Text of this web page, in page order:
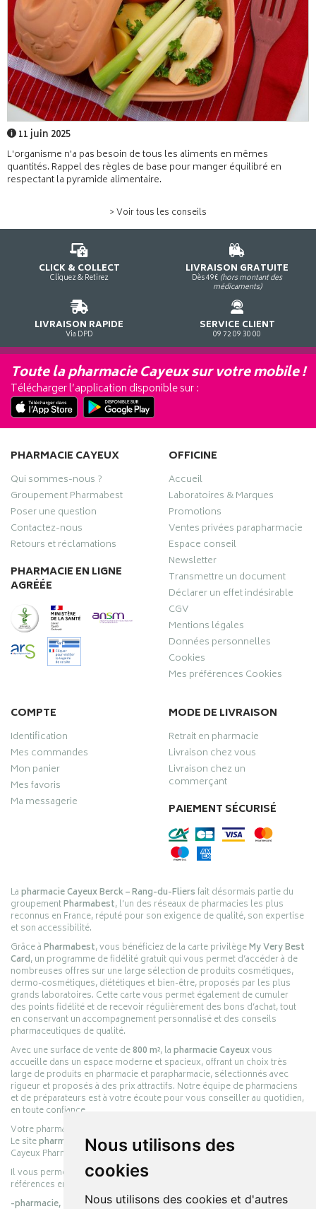
Nous utilisons des
cookies
Nous utilisons des cookies et d'autres
11 juin 2025
L'organisme n'a pas besoin de tous les aliments en mêmes
quantités. Rappel des règles de base pour manger équilibré en
respectant la pyramide alimentaire.
> Voir tous les conseils
CLICK & COLLECT
Cliquez & Retirez
LIVRAISON GRATUITE
Dès 49€ (hors montant des
médicaments)
LIVRAISON RAPIDE
Via DPD
SERVICE CLIENT
09 72 09 30 00
Toute la pharmacie Cayeux sur votre mobile !
Télécharger l’application disponible sur :
PHARMACIE CAYEUX
Qui sommes-nous ?
Groupement Pharmabest
Poser une question
Contactez-nous
Retours et réclamations
PHARMACIE EN LIGNE
AGRÉÉE
OFFICINE
Accueil
Laboratoires & Marques
Promotions
Ventes privées parapharmacie
Espace conseil
Newsletter
Transmettre un document
Déclarer un effet indésirable
CGV
Mentions légales
Données personnelles
Cookies
Mes préférences Cookies
COMPTE
Identification
Mes commandes
Mon panier
Mes favoris
Ma messagerie
MODE DE LIVRAISON
Retrait en pharmacie
Livraison chez vous
Livraison chez un
commerçant
PAIEMENT SÉCURISÉ
Lapharmacie Cayeux Berck – Rang-du-Fliersfait désormais partie du
groupementPharmabest, l’un des réseaux de pharmacies les plus
reconnus en France, réputé pour son exigence de qualité, son expertise
et son accessibilité.
Grâce àPharmabest, vous bénéficiez de la carte privilègeMy Very Best
Card, un programme de fidélité gratuit qui vous permet d’accéder à de
nombreuses offres sur une large sélection de produits cosmétiques,
dermo-cosmétiques, diététiques et bien-être, proposés par les plus
grands laboratoires. Cette carte vous permet également de cumuler
des points fidélité et de recevoir régulièrement des bons d’achat, tout
en conservant un accompagnement personnalisé et des conseils
pharmaceutiques de qualité.
Avec une surface de vente de800 m², lapharmacie Cayeuxvous
accueille dans un espace moderne et spacieux, offrant un choix très
large de produits en pharmacie et parapharmacie, sélectionnés avec
rigueur et proposés à des prix attractifs. Notre équipe de pharmaciens
et de préparateurs est à votre écoute pour vous conseiller au quotidien,
en toute confiance.
Votre pharmacie en ligne :
Le sitepharmacie-cayeux.frest le prolongement digital de la pharmacie
Cayeux Pharmabest Berck-sur-Mer – Rang-du-Fliers.
Il vous permet de réaliser vos achats en ligne parmi des milliers de
références en :
-pharmacie,